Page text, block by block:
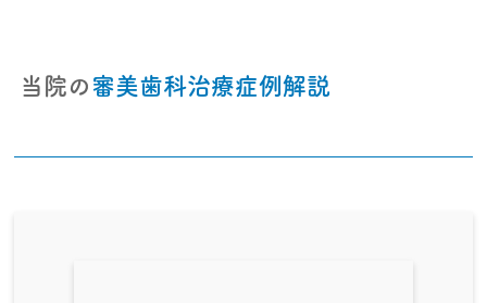
当院の審美歯科治療症例解説